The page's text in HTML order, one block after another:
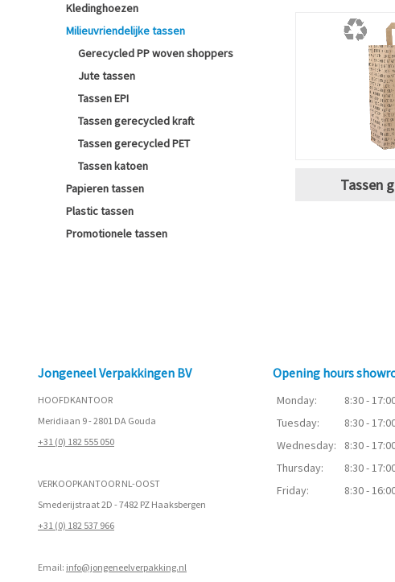
Kledinghoezen
Milieuvriendelijke tassen
Gerecycled PP woven shoppers
Jute tassen
Tassen EPI
Tassen gerecycled kraft
Tassen gerecycled PET
Tassen katoen
Papieren tassen
Plastic tassen
Promotionele tassen
Tassen
Jongeneel Verpakkingen BV
HOOFDKANTOOR
Meridiaan 9 - 2801 DA Gouda
+31 (0) 182 555 050
VERKOOPKANTOOR NL-OOST
Smederijstraat 2D - 7482 PZ Haaksbergen
+31 (0) 182 537 966
Email: info@jongeneelverpakking.nl
Opening hours
Monday: 8:30 -
Tuesday:
8:30 -
Wednesday:
8:30 -
Thursday:
8:30 -
Friday:
8:30 -